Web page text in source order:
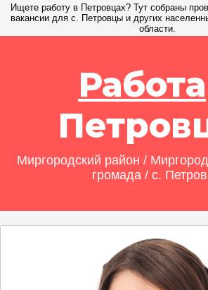
Ищете работу в Петровцах? Тут собраны
вакансии для с. Петровцы и других
области.
Работа
Миргородский район /
громада / с.